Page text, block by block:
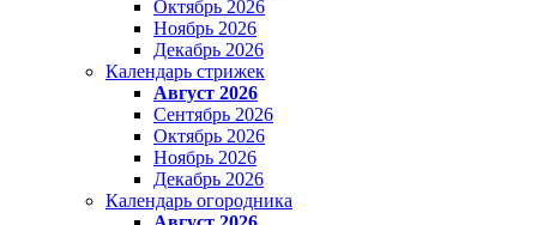
Октябрь 2026
Ноябрь 2026
Декабрь 2026
Календарь стрижек
Август 2026
Сентябрь 2026
Октябрь 2026
Ноябрь 2026
Декабрь 2026
Календарь огородника